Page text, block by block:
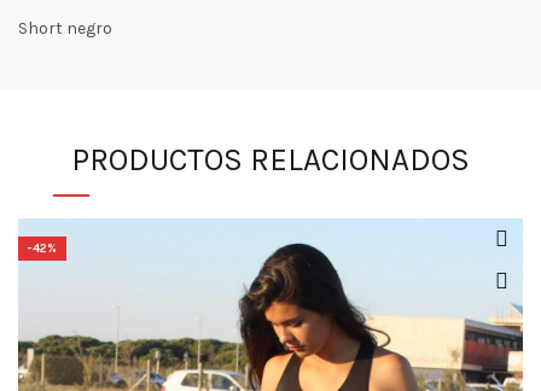
Short negro
PRODUCTOS RELACIONADOS
-42%